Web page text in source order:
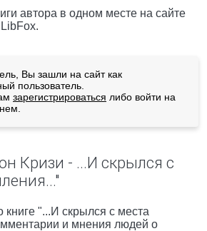
автора в одном месте на сайте
Вы зашли на сайт как
пользователь.
зарегистрироваться либо войти на
Кризи - ...И скрылся с
книге "...И скрылся с места
и мнения людей о